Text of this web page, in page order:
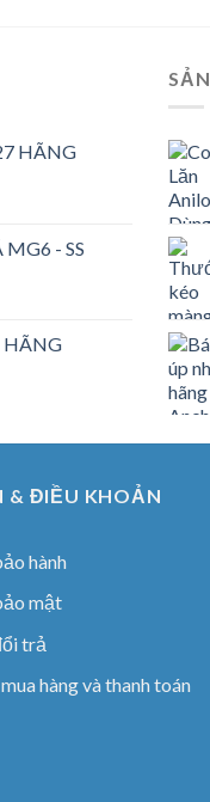
HÃNG
- SS
HÃNG
& ĐIỀU KHOẢN
hành
mật
trả
hàng và thanh toán